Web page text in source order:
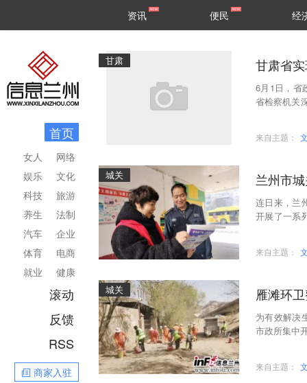
区县
资讯 便民 经
首页
网络
文化
旅游
法制
企业
电商
健康
女人
娱乐
科技
养生
汽车
体育
就业
滚动
反馈
RSS
商家入驻
甘肃 甘肃省
6月1日，省
省检察机关
来自主题：
城关 兰州市
连日来，兰
开展了一系
来自主题：
城关 雁滩环
为有效解决
市政所集中
来自主题：